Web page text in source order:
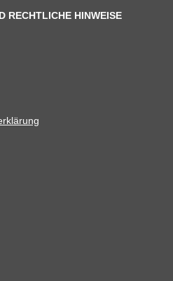
RECHTLICHE HINWEISE